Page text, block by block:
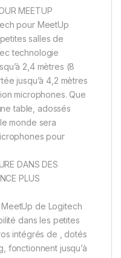
MEETUP
pour MeetUp
salles de
technologie
2,4 mètres (8
jusqu’à 4,2 mètres
microphones. Que
table, adossés
monde sera
pour
DANS DES
PLUS
de Logitech
dans les petites
intégrés de , dotés
fonctionnent jusqu’à